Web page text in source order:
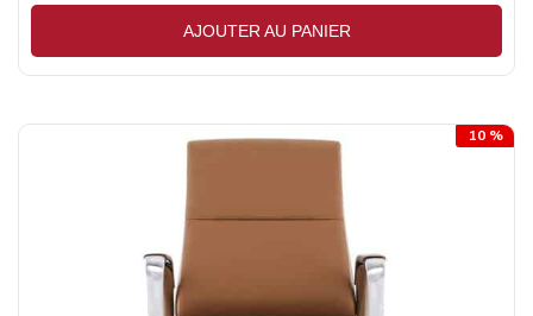
AJOUTER AU PANIER
10 %